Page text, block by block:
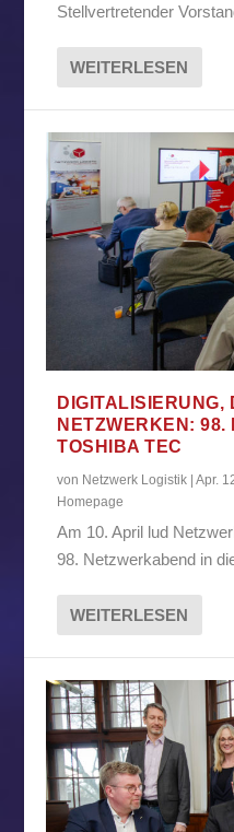
Stellvertretender
WEITERLESEN
DIGITALISIERUNG,
NETZWERKEN: 98.
TOSHIBA TEC
von Netzwerk Logistik |Apr.
Homepage
Am 10. April lud
98. Netzwerkabend in
WEITERLESEN